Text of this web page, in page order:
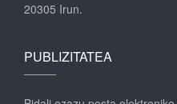
20305 Irun.
PUBLIZITATEA